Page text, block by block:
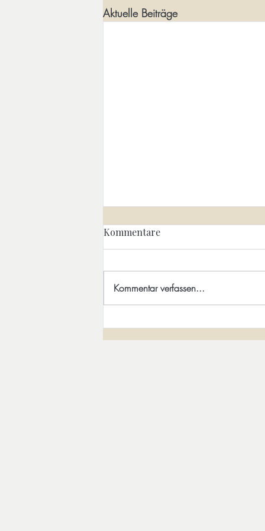
Aktuelle Beiträge
Allein ohne Verlust. Über ein
vielen gefürchtet und kulturell meist
negativ bewertet. Man wird
Kommentare
Kommentar verfassen...